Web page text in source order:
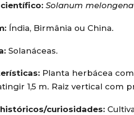
Solanum melongena
Índia, Birmânia ou China.
Solanáceas.
Planta herbácea
1,5 m. Raiz vertical com
curiosidades: